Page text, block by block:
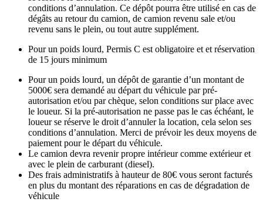
conditions d’annulation. Ce dépôt pourra être utilisé en cas de
dégâts au retour du camion, de camion revenu sale et/ou
revenu sans le plein, ou tout autre supplément.
Pour un poids lourd, Permis C est obligatoire et et réservation
de 15 jours minimum
Pour un poids lourd, un dépôt de garantie d’un montant de
5000€ sera demandé au départ du véhicule par pré-
autorisation et/ou par chèque, selon conditions sur place avec
le loueur. Si la pré-autorisation ne passe pas le cas échéant, le
loueur se réserve le droit d’annuler la location, cela selon ses
conditions d’annulation. Merci de prévoir les deux moyens de
paiement pour le départ du véhicule.
Le camion devra revenir propre intérieur comme extérieur et
avec le plein de carburant (diesel).
Des frais administratifs à hauteur de 80€ vous seront facturés
en plus du montant des réparations en cas de dégradation de
véhicule